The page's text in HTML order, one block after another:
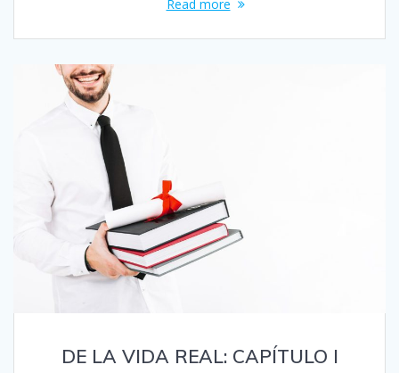
Read more
DE LA VIDA REAL: CAPÍTULO I